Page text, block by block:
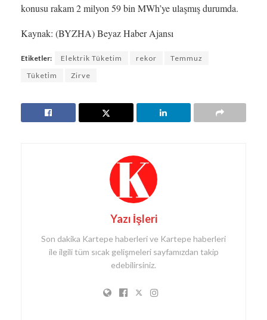
konusu rakam 2 milyon 59 bin MWh’ye ulaşmış durumda.
Kaynak: (BYZHA) Beyaz Haber Ajansı
Etiketler: Elektrik Tüketim rekor
Temmuz
Tüketi̇m
Zirve
Yazı İşleri
Son dakika Kartepe haberleri ve Kartepe haberleri
ile ilgili tüm sıcak gelişmeleri sayfamızdan takip
edebilirsiniz.